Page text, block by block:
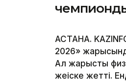
АСТАНА.
2026»
Ал жарыстың
жеңіске жетті.